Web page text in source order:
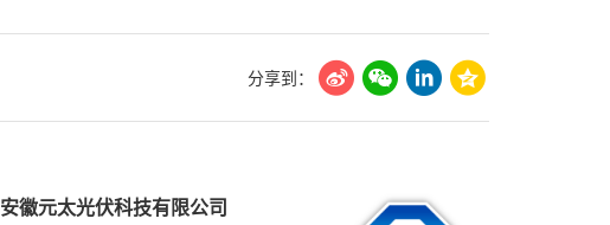
美国临床肿瘤学会(ASCO)
分享到：
安徽元太光伏科技有限公司